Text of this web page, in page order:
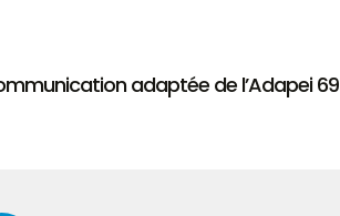
adaptée de l’Adapei 69